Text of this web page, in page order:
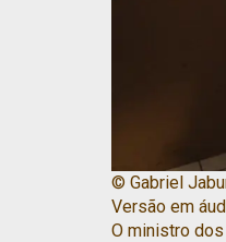
© Gabriel
Versão em
O ministro dos